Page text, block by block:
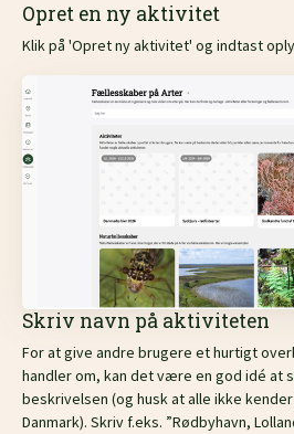
Opret en ny aktivitet
Klik på 'Opret ny aktivitet' og indtast
Skriv navn på aktiviteten
For at give andre brugere et hurtigt
handler om, kan det være en god idé at
beskrivelsen (og husk at alle ikke
Danmark). Skriv f.eks. ”Rødbyhavn,